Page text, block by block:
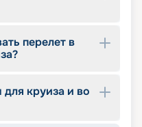
воспользуйтесь
отдых.
перелет в
круиза и во